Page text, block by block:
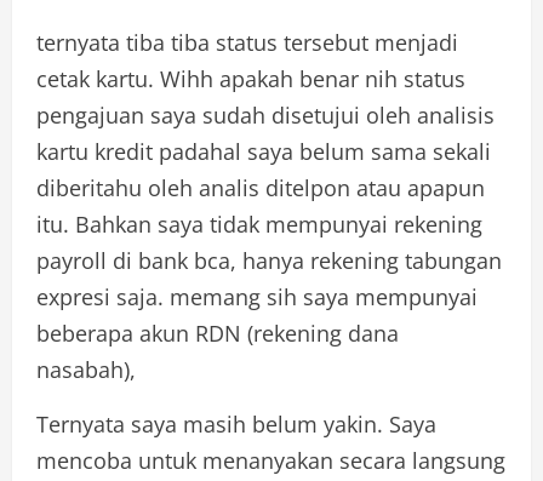
ternyata tiba tiba status tersebut menjadi
cetak kartu. Wihh apakah benar nih status
pengajuan saya sudah disetujui oleh analisis
kartu kredit padahal saya belum sama sekali
diberitahu oleh analis ditelpon atau apapun
itu. Bahkan saya tidak mempunyai rekening
payroll di bank bca, hanya rekening tabungan
expresi saja. memang sih saya mempunyai
beberapa akun RDN (rekening dana
nasabah),
Ternyata saya masih belum yakin. Saya
mencoba untuk menanyakan secara langsung